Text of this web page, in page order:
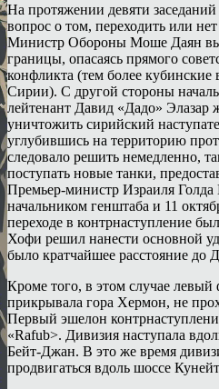
На протяжении девяти
вопрос о том, переходить или
Министр Обороны Моше Даян
границы, опасаясь прямого
конфликта (тем более кубинские
Сирии). С другой стороны
лейтенант Давид «Дадо» Элазар
уничтожить сирийский
углубившись на территорию
следовало решить немедленно,
поступать новые танки,
Премьер-министр Израиля Голда
начальником генштаба и 11
переходе в контрнаступление
Хофи решил нанести основной
было кратчайшее расстояние до
Кроме того, в этом случае левый
прикрывала гора Хермон, не
Первый эшелон
«Rafub>. Дивизия наступала
Бейт-Джан. В это же время
продвигаться вдоль шоссе